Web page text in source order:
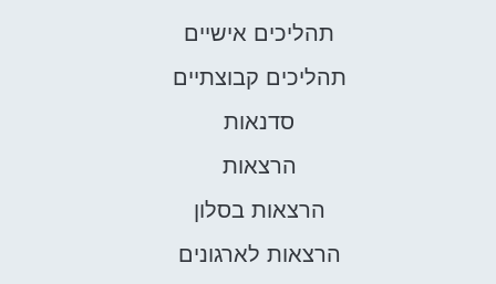
תהליכים אישיים
תהליכים קבוצתיים
סדנאות
הרצאות
הרצאות בסלון
הרצאות לארגונים